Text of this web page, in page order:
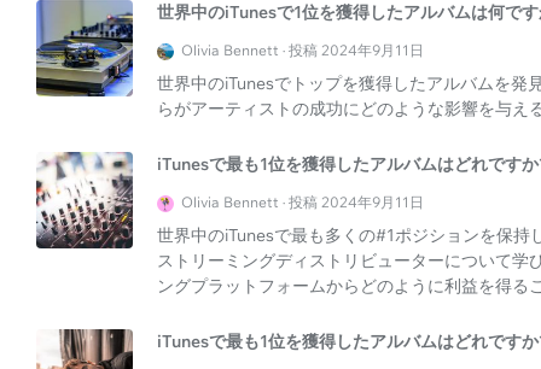
世界中のiTunesで1位を獲得したアルバムは何で
Olivia Bennett · 投稿 2024年9月11日
世界中のiTunesでトップを獲得したアルバムを発
らがアーティストの成功にどのような影響を与え
iTunesで最も1位を獲得したアルバムはどれです
Olivia Bennett · 投稿 2024年9月11日
世界中のiTunesで最も多くの#1ポジションを保
ストリーミングディストリビューターについて
ングプラットフォームからどのように利益を得る
iTunesで最も1位を獲得したアルバムはどれです